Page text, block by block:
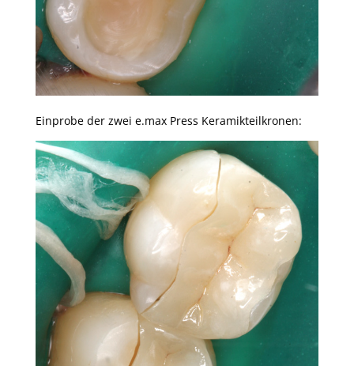
Einprobe der zwei e.max Press Keramikteilkronen: